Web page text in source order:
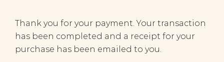
Thank you for your payment. Your transaction
has been completed and a receipt for your
purchase has been emailed to you.